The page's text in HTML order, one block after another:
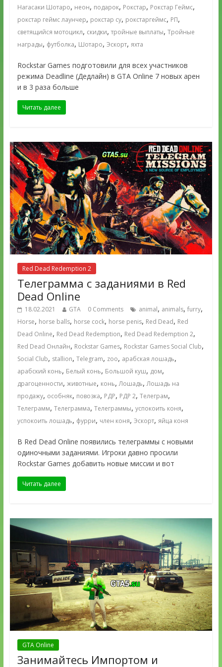
Нагасаки Шотаро, неон, подарок, Рокстар, Рокстар Геймс,
рокстар геймс лаунчер, рокстар су, рокстаргеймс, РП,
светящийся мотоцикл, скидки, тройные выплаты, Тройные
награды, футболка, Шотаро, Эскорт, яхта
Rockstar Games подготовили для всех участников
режима Deadline (Дедлайн) в GTA Online 7 новых арен
и в 3 раза больше
Читать далее
Red Dead Redemption 2
Телеграмма с заданиями в Red
Dead Online
18.02.2021 GTA 0 Comments animal, animals, furry,
Horse, horse balls, horse cock, horse penis, Red Dead, Red
Dead Online, Red Dead Redemption, Red Dead Redemption 2,
Red Dead Онлайн, Rockstar Games, Rockstar Games Social Club,
Social Club, stallion, Telegram, zoo, арабская лошадь,
арабский конь, Белый конь, Большой куш, дом,
драгоценности, животные, конь,Лошадь,Лошадь на
продажу, особняк, повозка, РДР, РДР 2, Телеграм,
Телеграмм, Телеграмма, Телеграммы, успокоить коня,
успокоить лошадь, фурри, член коня, Эскорт, яйца коня
В Red Dead Online появились телеграммы с новыми
одиночными заданиями. Игроки давно просили
Rockstar Games добавить новые миссии и вот
Читать далее
GTA Online
Занимайтесь Импортом и